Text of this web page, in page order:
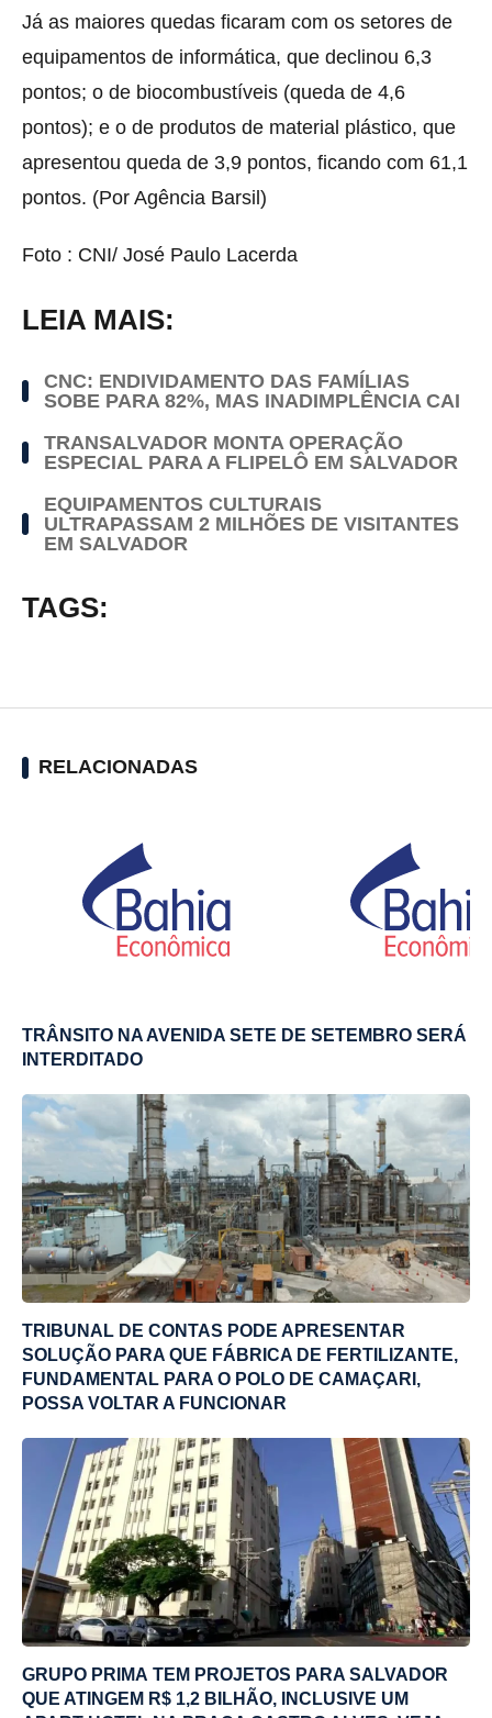
Já as maiores quedas ficaram com os setores de
equipamentos de informática, que declinou 6,3
pontos; o de biocombustíveis (queda de 4,6
pontos); e o de produtos de material plástico, que
apresentou queda de 3,9 pontos, ficando com 61,1
pontos. (Por Agência Barsil)
Foto : CNI/ José Paulo Lacerda
LEIA MAIS:
CNC: ENDIVIDAMENTO DAS FAMÍLIAS
SOBE PARA 82%, MAS INADIMPLÊNCIA CAI
TRANSALVADOR MONTA OPERAÇÃO
ESPECIAL PARA A FLIPELÔ EM SALVADOR
EQUIPAMENTOS CULTURAIS
ULTRAPASSAM 2 MILHÕES DE VISITANTES
EM SALVADOR
TAGS:
RELACIONADAS
TRÂNSITO NA AVENIDA SETE DE SETEMBRO SERÁ
INTERDITADO
TRIBUNAL DE CONTAS PODE APRESENTAR
SOLUÇÃO PARA QUE FÁBRICA DE FERTILIZANTE,
FUNDAMENTAL PARA O POLO DE CAMAÇARI,
POSSA VOLTAR A FUNCIONAR
GRUPO PRIMA TEM PROJETOS PARA SALVADOR
QUE ATINGEM R$ 1,2 BILHÃO, INCLUSIVE UM